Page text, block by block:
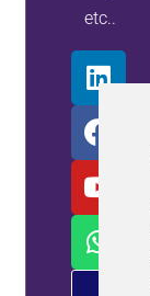
etc..